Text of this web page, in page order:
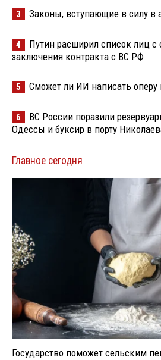
3 Законы, вступающие в силу в
4
Путин расширил список лиц
заключения контракта с ВС РФ
5 Сможет ли ИИ написать оперу
6
ВС России поразили
Одессы и буксир в порту
Главное сегодня
Государство поможет сельским